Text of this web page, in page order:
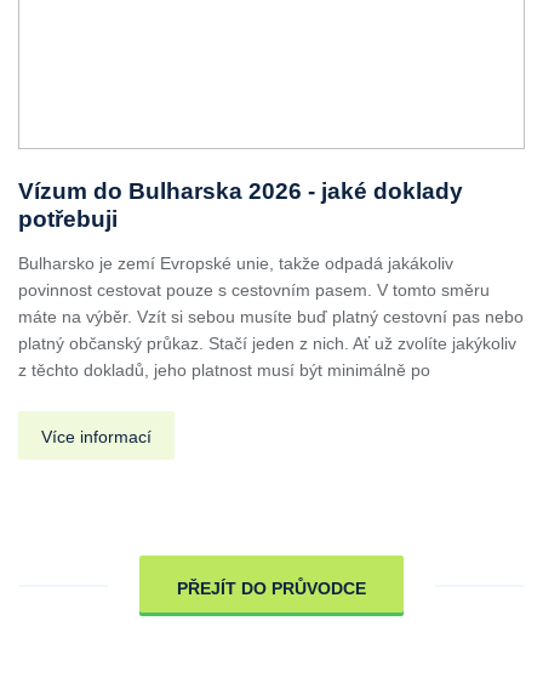
Vízum do Bulharska 2026 - jaké doklady
potřebuji
Bulharsko je zemí Evropské unie, takže odpadá jakákoliv
povinnost cestovat pouze s cestovním pasem. V tomto směru
máte na výběr. Vzít si sebou musíte buď platný cestovní pas nebo
platný občanský průkaz. Stačí jeden z nich. Ať už zvolíte jakýkoliv
z těchto dokladů, jeho platnost musí být minimálně po
Více informací
PŘEJÍT DO PRŮVODCE